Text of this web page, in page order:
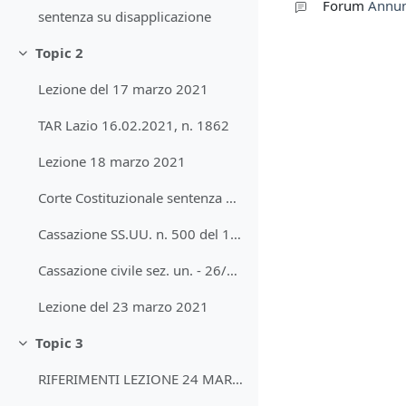
sentenza su disapplicazione
Collapse
Topic 2
Lezione del 17 marzo 2021
TAR Lazio 16.02.2021, n. 1862
Lezione 18 marzo 2021
Corte Costituzionale sentenza n. 204 del 2004
Cassazione SS.UU. n. 500 del 1999
Cassazione civile sez. un. - 26/02/2021, n. 5513 Su regolamento preventivo di giuridizione
Lezione del 23 marzo 2021
Collapse
Topic 3
RIFERIMENTI LEZIONE 24 MARZO 2021
Forum